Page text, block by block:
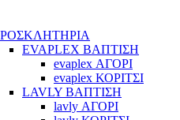
EVAPLEX ΒΑΠΤΙΣΗ
evaplex ΑΓΟΡΙ
evaplex ΚΟΡΙΤΣΙ
LAVLY ΒΑΠΤΙΣΗ
lavly ΑΓΟΡΙ